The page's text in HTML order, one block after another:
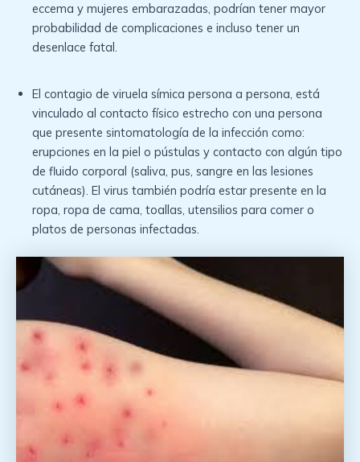
eccema y mujeres embarazadas, podrían tener mayor
probabilidad de complicaciones e incluso tener un
desenlace fatal.
El contagio de viruela símica persona a persona, está
vinculado al contacto físico estrecho con una persona
que presente sintomatología de la infección como:
erupciones en la piel o pústulas y contacto con algún tipo
de fluido corporal (saliva, pus, sangre en las lesiones
cutáneas). El virus también podría estar presente en la
ropa, ropa de cama, toallas, utensilios para comer o
platos de personas infectadas.